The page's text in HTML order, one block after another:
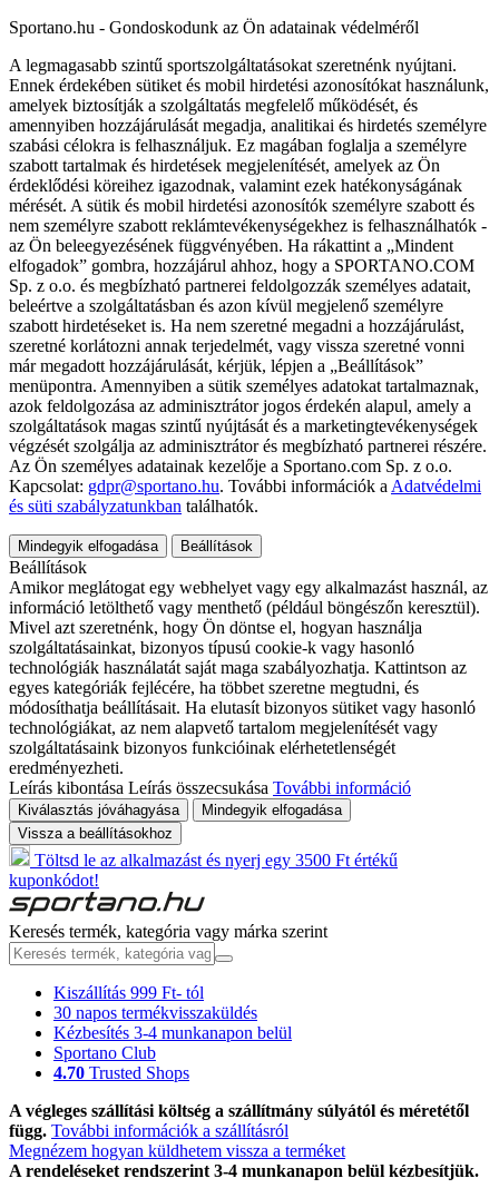
Sportano.hu - Gondoskodunk az Ön adatainak védelméről
A legmagasabb szintű sportszolgáltatásokat szeretnénk nyújtani.
Ennek érdekében sütiket és mobil hirdetési azonosítókat használunk,
amelyek biztosítják a szolgáltatás megfelelő működését, és
amennyiben hozzájárulását megadja, analitikai és hirdetés személyre
szabási célokra is felhasználjuk. Ez magában foglalja a személyre
szabott tartalmak és hirdetések megjelenítését, amelyek az Ön
érdeklődési köreihez igazodnak, valamint ezek hatékonyságának
mérését. A sütik és mobil hirdetési azonosítók személyre szabott és
nem személyre szabott reklámtevékenységekhez is felhasználhatók -
az Ön beleegyezésének függvényében. Ha rákattint a „Mindent
elfogadok” gombra, hozzájárul ahhoz, hogy a SPORTANO.COM
Sp. z o.o. és megbízható partnerei feldolgozzák személyes adatait,
beleértve a szolgáltatásban és azon kívül megjelenő személyre
szabott hirdetéseket is. Ha nem szeretné megadni a hozzájárulást,
szeretné korlátozni annak terjedelmét, vagy vissza szeretné vonni
már megadott hozzájárulását, kérjük, lépjen a „Beállítások”
menüpontra. Amennyiben a sütik személyes adatokat tartalmaznak,
azok feldolgozása az adminisztrátor jogos érdekén alapul, amely a
szolgáltatások magas szintű nyújtását és a marketingtevékenységek
végzését szolgálja az adminisztrátor és megbízható partnerei részére.
Az Ön személyes adatainak kezelője a Sportano.com Sp. z o.o.
Kapcsolat: gdpr@sportano.hu. További információk a Adatvédelmi
és süti szabályzatunkban találhatók.
Mindegyik elfogadása Beállítások
Beállítások
Amikor meglátogat egy webhelyet vagy egy alkalmazást használ, az
információ letölthető vagy menthető (például böngészőn keresztül).
Mivel azt szeretnénk, hogy Ön döntse el, hogyan használja
szolgáltatásainkat, bizonyos típusú cookie-k vagy hasonló
technológiák használatát saját maga szabályozhatja. Kattintson az
egyes kategóriák fejlécére, ha többet szeretne megtudni, és
módosíthatja beállításait. Ha elutasít bizonyos sütiket vagy hasonló
technológiákat, az nem alapvető tartalom megjelenítését vagy
szolgáltatásaink bizonyos funkcióinak elérhetetlenségét
eredményezheti.
Leírás kibontása Leírás összecsukása További információ
Kiválasztás jóváhagyása
Mindegyik elfogadása
Vissza a beállításokhoz
Töltsd le az alkalmazást és nyerj egy 3500 Ft értékű
kuponkódot!
Keresés termék, kategória vagy márka szerint
Kiszállítás 999 Ft- tól
30 napos termékvisszaküldés
Kézbesítés 3-4 munkanapon belül
Sportano Club
4.70 Trusted Shops
A végleges szállítási költség a szállítmány súlyától és méretétől
függ. További információk a szállításról
Megnézem hogyan küldhetem vissza a terméket
A rendeléseket rendszerint 3-4 munkanapon belül kézbesítjük.